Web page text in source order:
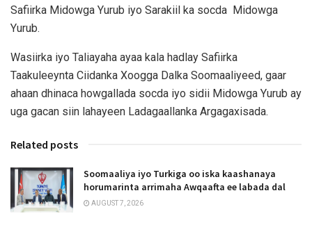
Safiirka Midowga Yurub iyo Sarakiil ka socda Midowga
Yurub.
Wasiirka iyo Taliayaha ayaa kala hadlay Safiirka
Taakuleeynta Ciidanka Xoogga Dalka Soomaaliyeed, gaar
ahaan dhinaca howgallada socda iyo sidii Midowga Yurub ay
uga gacan siin lahayeen Ladagaallanka Argagaxisada.
Related posts
Soomaaliya iyo Turkiga oo iska kaashanaya
horumarinta arrimaha Awqaafta ee labada dal
AUGUST 7, 2026